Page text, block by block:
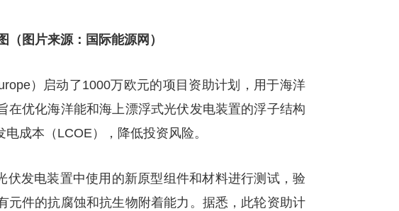
（图片来源：国际能源网）
）启动了1000万欧元的项目资助计划，用于海洋
优化海洋能和海上漂浮式光伏发电装置的浮子结构
成本（LCOE），降低投资风险。
发电装置中使用的新原型组件和材料进行测试，验
元件的抗腐蚀和抗生物附着能力。据悉，此轮资助计